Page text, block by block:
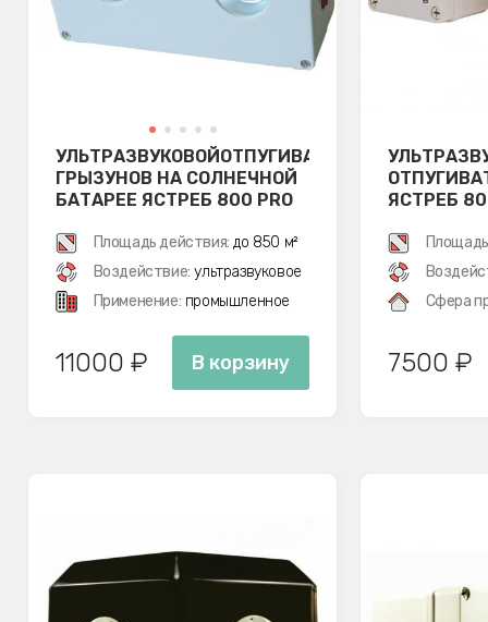
УЛЬТРАЗВУКОВОЙОТПУГИВАТЕЛЬ
ГРЫЗУНОВ НА СОЛНЕЧНОЙ
БАТАРЕЕ ЯСТРЕБ 800 PRO
Площадь действия: до 850 м²
Воздействие: ультразвуковое
Применение: промышленное
11000 ₽ В корзину
ЯСТРЕБ
Сфера
7500 ₽